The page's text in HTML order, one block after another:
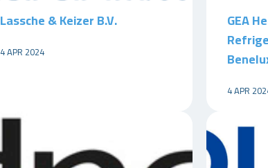
Lassche & Keizer B.V.
4 APR 2024
GEA
4 APR